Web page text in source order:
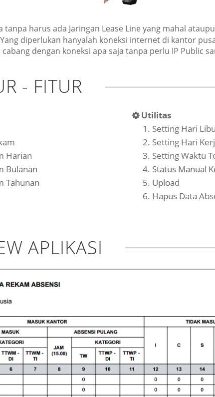
tanpa harus ada Jaringan Lease Line yang mahal
diperlukan hanyalah koneksi internet di kantor
dengan koneksi apa saja tanpa perlu IP Public
- FITUR
Harian
Bulanan
Tahunan
Utilitas
Setting Hari
Setting Hari
Setting Waktu
Status Manual
Upload
Hapus Data
APLIKASI